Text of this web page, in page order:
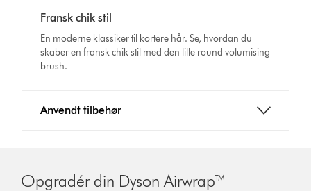
Transcript
transcript
Fransk chik stil
En moderne klassiker til kortere hår. Se, hvordan du
skaber en fransk chik stil med den lille round volumising
brush.
Anvendt tilbehør
Opgradér din Dyson Airwrap™